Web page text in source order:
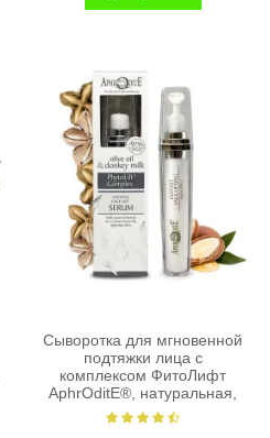
Сыворотка для мгновенной
подтяжки лица с
комплексом ФитоЛифт
AphrOditE®, натуральная,
15 мл.